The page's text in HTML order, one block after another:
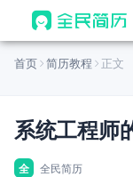
首页
AI 生成
AI 优化简
首页 简历教程 正文
系统工程师
全
全民简历